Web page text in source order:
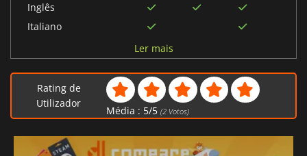
Inglês
Italiano
Francês
Russo
Alemão
Português brasileiro
Ler mais
Rating de
Utilizador
Média : 5/5 (2Votos)